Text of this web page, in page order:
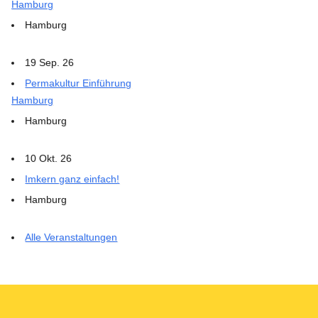
Hamburg
Hamburg
19 Sep. 26
Permakultur Einführung
Hamburg
Hamburg
10 Okt. 26
Imkern ganz einfach!
Hamburg
Alle Veranstaltungen